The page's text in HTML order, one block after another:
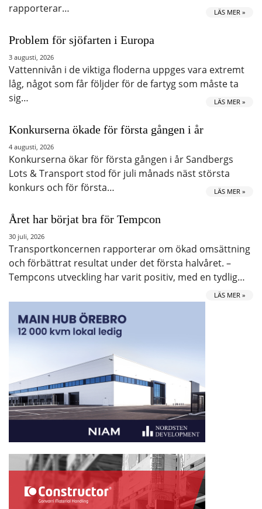
rapporterar…
LÄS MER »
Problem för sjöfarten i Europa
3 augusti, 2026
Vattennivån i de viktiga floderna uppges vara extremt
låg, något som får följder för de fartyg som måste ta
sig…
LÄS MER »
Konkurserna ökade för första gången i år
4 augusti, 2026
Konkurserna ökar för första gången i år Sandbergs
Lots & Transport stod för juli månads näst största
konkurs och för första…
LÄS MER »
Året har börjat bra för Tempcon
30 juli, 2026
Transportkoncernen rapporterar om ökad omsättning
och förbättrat resultat under det första halvåret. –
Tempcons utveckling har varit positiv, med en tydlig…
LÄS MER »